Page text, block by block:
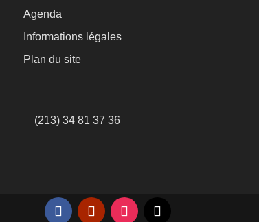
Agenda
Informations légales
Plan du site
(213) 34 81 37 36